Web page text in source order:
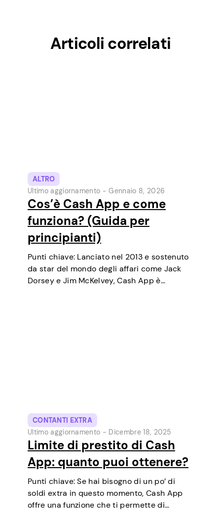
Articoli correlati
ALTRO
Ultimo aggiornamento -Gennaio 8, 2026
Cos’è Cash App e come
funziona? (Guida per
principianti)
Punti chiave: Lanciato nel 2013 e sostenuto
da star del mondo degli affari come Jack
Dorsey e Jim McKelvey, Cash App è
CONTANTI EXTRA
Ultimo aggiornamento - Dicembre 18, 2025
Limite di prestito di Cash
App: quanto puoi ottenere?
Punti chiave: Se hai bisogno di un po’ di
soldi extra in questo momento, Cash App
offre una funzione che ti permette di